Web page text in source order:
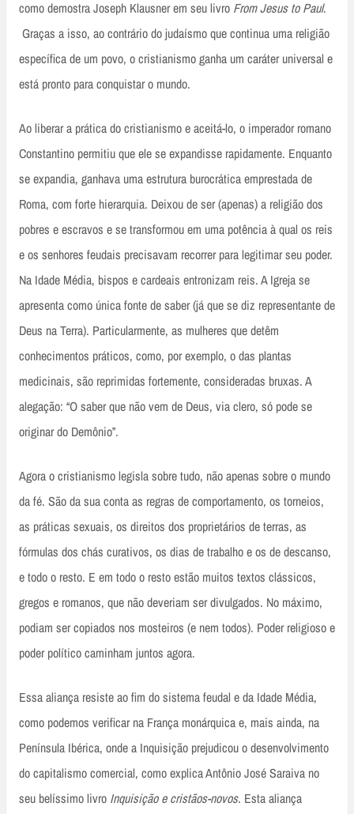
como demostra Joseph Klausner em seu livro From Jesus to Paul.
Graças a isso, ao contrário do judaísmo que continua uma religião
específica de um povo, o cristianismo ganha um caráter universal e
está pronto para conquistar o mundo.
Ao liberar a prática do cristianismo e aceitá-lo, o imperador romano
Constantino permitiu que ele se expandisse rapidamente. Enquanto
se expandia, ganhava uma estrutura burocrática emprestada de
Roma, com forte hierarquia. Deixou de ser (apenas) a religião dos
pobres e escravos e se transformou em uma potência à qual os reis
e os senhores feudais precisavam recorrer para legitimar seu poder.
Na Idade Média, bispos e cardeais entronizam reis. A Igreja se
apresenta como única fonte de saber (já que se diz representante de
Deus na Terra). Particularmente, as mulheres que detêm
conhecimentos práticos, como, por exemplo, o das plantas
medicinais, são reprimidas fortemente, consideradas bruxas. A
alegação: “O saber que não vem de Deus, via clero, só pode se
originar do Demônio”.
Agora o cristianismo legisla sobre tudo, não apenas sobre o mundo
da fé. São da sua conta as regras de comportamento, os torneios,
as práticas sexuais, os direitos dos proprietários de terras, as
fórmulas dos chás curativos, os dias de trabalho e os de descanso,
e todo o resto. E em todo o resto estão muitos textos clássicos,
gregos e romanos, que não deveriam ser divulgados. No máximo,
podiam ser copiados nos mosteiros (e nem todos). Poder religioso e
poder político caminham juntos agora.
Essa aliança resiste ao fim do sistema feudal e da Idade Média,
como podemos verificar na França monárquica e, mais ainda, na
Península Ibérica, onde a Inquisição prejudicou o desenvolvimento
do capitalismo comercial, como explica Antônio José Saraiva no
seu belíssimo livro Inquisição e cristãos-novos. Esta aliança